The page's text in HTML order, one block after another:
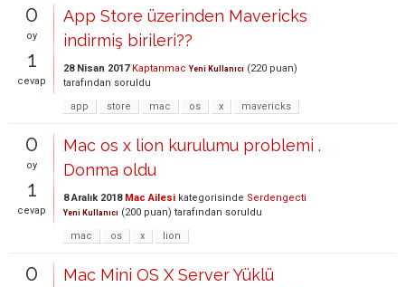
0
oy
1
cevap
App Store üzerinden Mavericks
indirmiş birileri??
28 Nisan 2017 Kaptanmac Yeni Kullanıcı (220 puan)
tarafından soruldu
app
store mac os x mavericks
0
oy
1
cevap
Mac os x lion kurulumu problemi .
Donma oldu
8 Aralık 2018 Mac Ailesi kategorisinde Serdengecti
Yeni Kullanıcı (200 puan) tarafından soruldu
mac
os x lion
0
Mac Mini OS X Server Yüklü